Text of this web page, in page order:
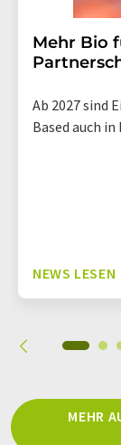
Mehr Bio
Ab 2027 sind
Based auch
NEWS LESEN
MEHR